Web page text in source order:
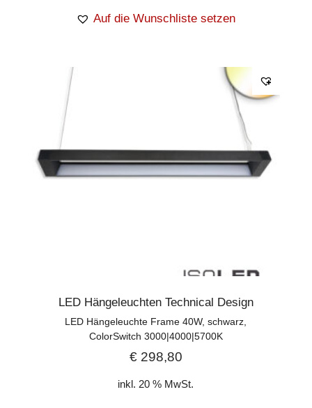
Auf die Wunschliste setzen
LED Hängeleuchten Technical Design
LED Hängeleuchte Frame 40W, schwarz,
ColorSwitch 3000|4000|5700K
€298,80
inkl. 20 % MwSt.